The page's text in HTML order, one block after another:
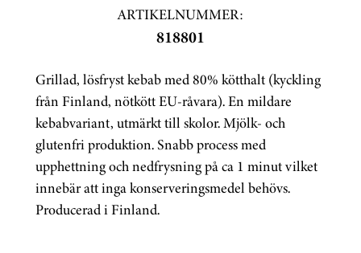
ARTIKELNUMMER:
818801
Grillad, lösfryst kebab med 80% kötthalt (kyckling
från Finland, nötkött EU-råvara). En mildare
kebabvariant, utmärkt till skolor. Mjölk- och
glutenfri produktion. Snabb process med
upphettning och nedfrysning på ca 1 minut vilket
innebär att inga konserveringsmedel behövs.
Producerad i Finland.